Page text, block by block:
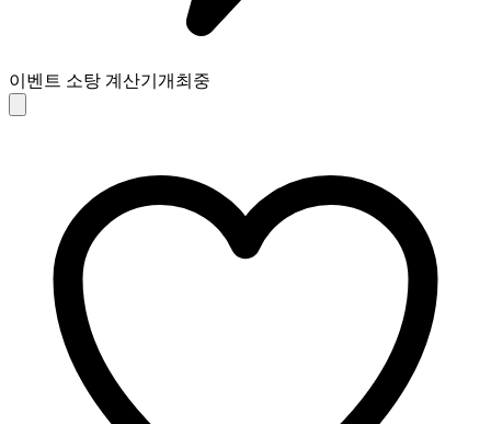
이벤트 소탕 계산기 개최중